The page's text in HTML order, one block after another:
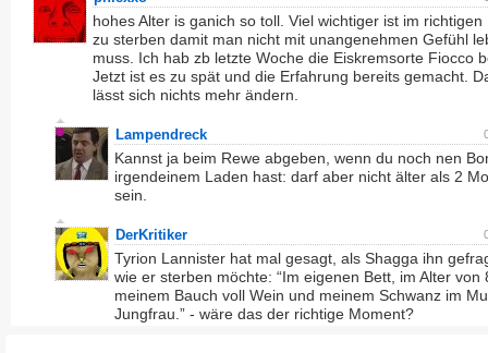
hohes Alter is ganich so toll. Viel wichtiger ist im richtigen
zu sterben damit man nicht mit unangenehmen Gefühl
muss. Ich hab zb letzte Woche die Eiskremsorte Fiocco
Jetzt ist es zu spät und die Erfahrung bereits gemacht.
lässt sich nichts mehr ändern.
Lampendreck
Kannst ja beim Rewe abgeben, wenn du noch nen
irgendeinem Laden hast: darf aber nicht älter als 2
sein.
DerKritiker
Tyrion Lannister hat mal gesagt, als Shagga ihn
wie er sterben möchte: “Im eigenen Bett, im Alter von
meinem Bauch voll Wein und meinem Schwanz im
Jungfrau.” - wäre das der richtige Moment?